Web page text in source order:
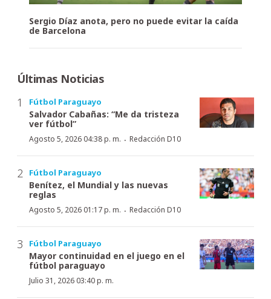
Sergio Díaz anota, pero no puede evitar la caída
de Barcelona
Últimas Noticias
Fútbol Paraguayo
Salvador Cabañas: “Me da tristeza
ver fútbol”
Agosto 5, 2026 04:38 p. m. · Redacción D10
Fútbol Paraguayo
Benítez, el Mundial y las nuevas
reglas
Agosto 5, 2026 01:17 p. m. · Redacción D10
Fútbol Paraguayo
Mayor continuidad en el juego en el
fútbol paraguayo
Julio 31, 2026 03:40 p. m.